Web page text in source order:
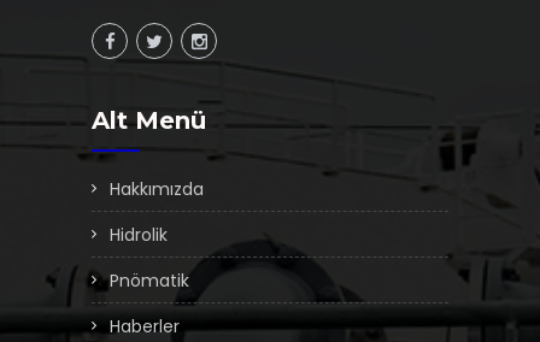
Alt Menü
Hakkımızda
Hidrolik
Pnömatik
Haberler